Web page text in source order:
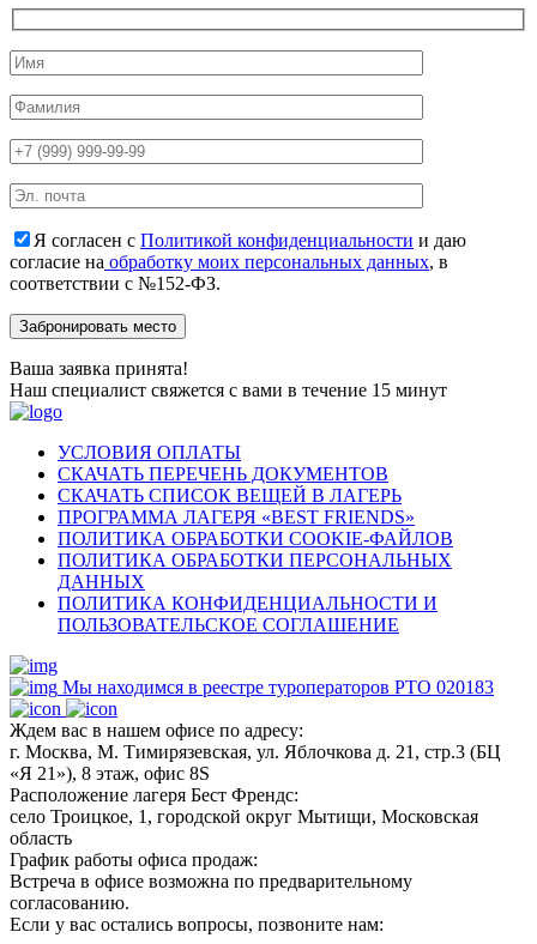
Я согласен с Политикой конфиденциальности и даю
согласие на обработку моих персональных данных, в
соответствии с №152-ФЗ.
Ваша заявка принята!
Наш специалист свяжется с вами в течение 15 минут
УСЛОВИЯ ОПЛАТЫ
СКАЧАТЬ ПЕРЕЧЕНЬ ДОКУМЕНТОВ
СКАЧАТЬ СПИСОК ВЕЩЕЙ В ЛАГЕРЬ
ПРОГРАММА ЛАГЕРЯ «BEST FRIENDS»
ПОЛИТИКА ОБРАБОТКИ COOKIE-ФАЙЛОВ
ПОЛИТИКА ОБРАБОТКИ ПЕРСОНАЛЬНЫХ
ДАННЫХ
ПОЛИТИКА КОНФИДЕНЦИАЛЬНОСТИ И
ПОЛЬЗОВАТЕЛЬСКОЕ СОГЛАШЕНИЕ
Мы находимся в реестре туроператоров РТО 020183
Ждем вас в нашем офисе по адресу:
г. Москва, М. Тимирязевская, ул. Яблочкова д. 21, стр.3 (БЦ
«Я 21»), 8 этаж, офис 8S
Расположение лагеря Бест Френдс:
село Троицкое, 1, городской округ Мытищи, Московская
область
График работы офиса продаж:
Встреча в офисе возможна по предварительному
согласованию.
Если у вас остались вопросы, позвоните нам: